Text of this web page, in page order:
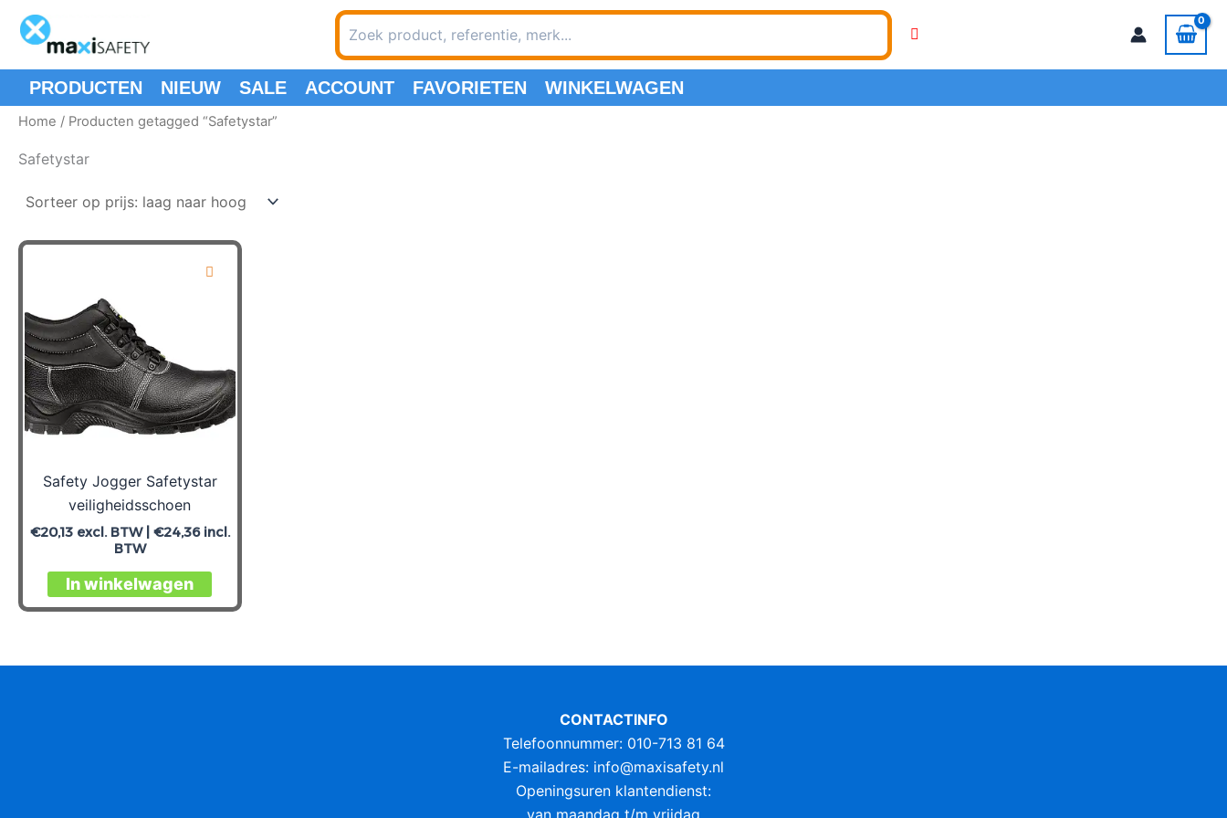
naar
inhoud
Zoeken
naar:
PRODUCTEN NIEUW SALE ACCOUNT FAVORIETEN WINKELWAGEN
Home / Producten getagged “Safetystar”
Safetystar
Safety Jogger Safetystar
veiligheidsschoen
€20,13excl. BTW | €24,36incl.
BTW
In winkelwagen
Dit
product
variaties.
CONTACTINFO
Telefoonnummer: 010-713 81 64
E-mailadres: info@maxisafety.nl
Openingsuren klantendienst:
van maandag t/m vrijdag